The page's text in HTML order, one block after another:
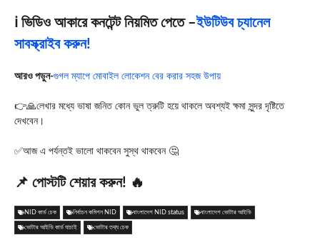
ℹ️ ভিডিও আকারে কনটেন্ট নিয়মিত পেতে –ইউটিউব চ্যানেল
সাবস্ক্রাইব করুন!
আরও পড়ুন-গুগল ম্যাপে মোবাইল লোকেশন বের করার সহজ উপায়
👉🙏লেখার মধ্যে ভাষা জনিত কোন ভুল ত্রুটি হয়ে থাকলে অবশ্যই ক্ষমা সুন্দর দৃষ্টিতে
দেখবেন।
✅আজ এ পর্যন্তই ভালো থাকবেন সুস্থ থাকবেন 🤔
📌 পোস্টটি শেয়ার করুন! 🔥
NID কার্ড চেক নির্বাচন কমিশন NID বাংলাদেশ NID status বাংলাদেশ ভোটার আইডি
ভোটার আইডি কার্ড যাচাই ভোটার তথ্য চেক